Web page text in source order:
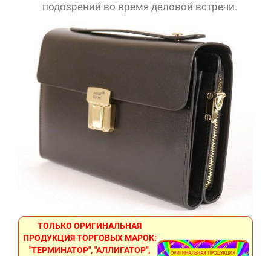
подозрений во время деловой встречи.
ТОЛЬКО ОРИГИНАЛЬНАЯ
ПРОДУКЦИЯ ТОРГОВЫХ МАРОК:
"ТЕРМИНАТОР", "АЛЛИГАТОР",